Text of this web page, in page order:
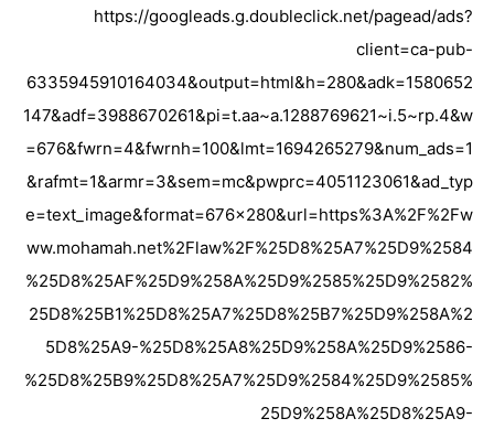
https://googleads.g.doubleclick.net/pagead/ads?
client=ca-pub-
6335945910164034&output=html&h=280&adk=1580652
147&adf=3988670261&pi=t.aa~a.1288769621~i.5~rp.4&w
=676&fwrn=4&fwrnh=100&lmt=1694265279&num_ads=1
&rafmt=1&armr=3&sem=mc&pwprc=4051123061&ad_typ
e=text_image&format=676×280&url=https%3A%2F%2Fw
ww.mohamah.net%2Flaw%2F%25D8%25A7%25D9%2584
%25D8%25AF%25D9%258A%25D9%2585%25D9%2582%
25D8%25B1%25D8%25A7%25D8%25B7%25D9%258A%2
5D8%25A9-%25D8%25A8%25D9%258A%25D9%2586-
%25D8%25B9%25D8%25A7%25D9%2584%25D9%2585%
25D9%258A%25D8%25A9-